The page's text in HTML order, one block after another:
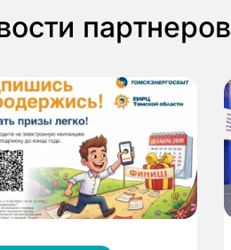
партнеров